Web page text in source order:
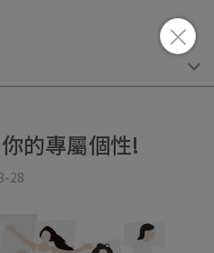
的專屬個性!
28